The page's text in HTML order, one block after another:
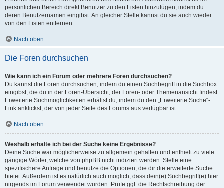
persönlichen Bereich direkt Benutzer zu den Listen hinzufügen, indem du
deren Benutzernamen eingibst. An gleicher Stelle kannst du sie auch wieder
von den Listen entfernen.
Nach oben
Die Foren durchsuchen
Wie kann ich ein Forum oder mehrere Foren durchsuchen?
Du kannst die Foren durchsuchen, indem du einen Suchbegriff in die Suchbox
eingibst, die du in der Foren-Übersicht, der Foren- oder Themenansicht findest.
Erweiterte Suchmöglichkeiten erhältst du, indem du den „Erweiterte Suche“-
Link anklickst, der von jeder Seite des Forums aus verfügbar ist.
Nach oben
Weshalb erhalte ich bei der Suche keine Ergebnisse?
Deine Suche war möglicherweise zu allgemein gehalten und enthielt zu viele
gängige Wörter, welche von phpBB nicht indiziert werden. Stelle eine
spezifischere Anfrage und benutze die Optionen, die dir die erweiterte Suche
bietet. Außerdem ist es natürlich auch möglich, dass dein(e) Suchbegriff(e) hier
nirgends im Forum verwendet wurden. Prüfe ggf. die Rechtschreibung der